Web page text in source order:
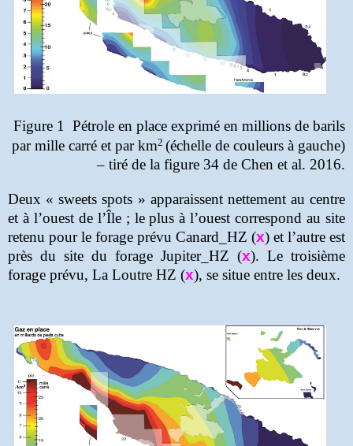
Figure 1
Pétrole en place exprimé en millions de barils
par mille carré et parkm2 (échelle de couleurs à gauche)
– tiré de la figure 34 de Chen et al. 2016.
Deux « sweets spots » apparaissent nettement au centre
et à l’ouest de l’Île ; le plus à l’ouest correspond au site
retenu pour le forage prévu Canard_HZ (x) et l’autre est
près du site du forage Jupiter_HZ (x). Le troisième
forage prévu, La Loutre HZ (x), se situe entre les deux.